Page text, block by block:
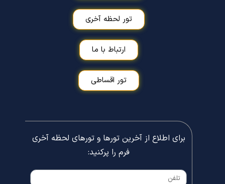
تور لحظه آخری
ارتباط با ما
تور اقساطی
برای اطلاع از آخرین تورها و تورهای لحظه آخری
فرم را پرکنید: